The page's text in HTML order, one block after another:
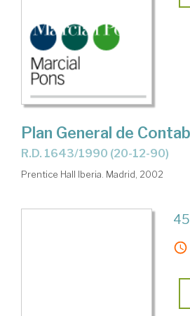
Plan General de
R.D. 1643/1990 (20-12-90)
Prentice Hall Iberia. Madrid, 2002